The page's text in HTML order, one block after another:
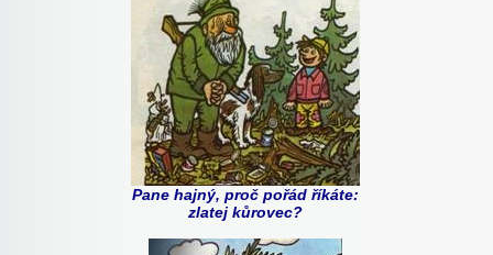
Pane hajný, proč pořád říkáte:
zlatej kůrovec?